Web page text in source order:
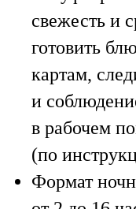
свежесть и
готовить
картам,
и
в рабочем
(по
Формат